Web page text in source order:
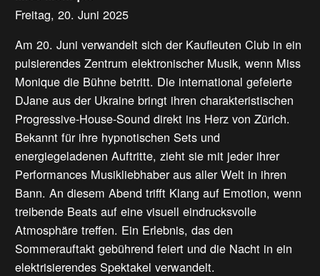
Freitag, 20. Juni 2025
Am 20. Juni verwandelt sich der Kaufleuten Club in ein
pulsierendes Zentrum elektronischer Musik, wenn Miss
Monique die Bühne betritt. Die international gefeierte
DJane aus der Ukraine bringt ihren charakteristischen
Progressive-House-Sound direkt ins Herz von Zürich.
Bekannt für ihre hypnotischen Sets und
energiegeladenen Auftritte, zieht sie mit jeder ihrer
Performances Musikliebhaber aus aller Welt in ihren
Bann. An diesem Abend trifft Klang auf Emotion, wenn
treibende Beats auf eine visuell eindrucksvolle
Atmosphäre treffen. Ein Erlebnis, das den
Sommerauftakt gebührend feiert und die Nacht in ein
elektrisierendes Spektakel verwandelt.